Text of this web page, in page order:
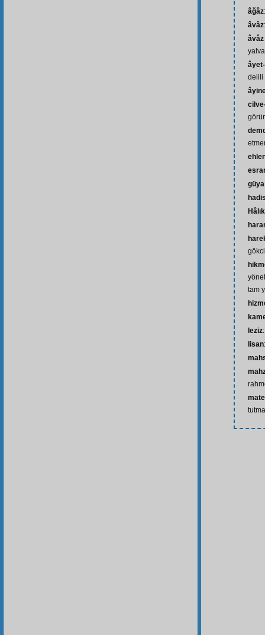
âğâz
âvâz
delili
güya
Hâlık
tam
leziz
lisan